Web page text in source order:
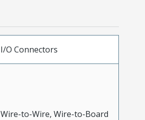
I/O Connectors
Wire-to-Wire, Wire-to-Board